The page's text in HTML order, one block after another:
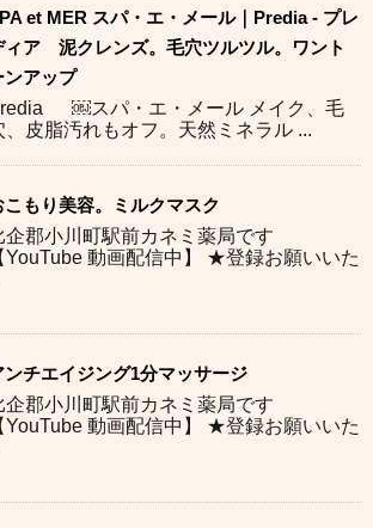
et MER スパ・エ・メール｜Predia - プレ
ィア 泥クレンズ。毛穴ツルツル。ワント
ンアップ
￼スパ・エ・メール メイク、毛
、皮脂汚れもオフ。天然ミネラル ...
こもり美容。ミルクマスク
企郡小川町駅前カネミ薬局です
YouTube 動画配信中】 ★登録お願いいた
ンチエイジング1分マッサージ
企郡小川町駅前カネミ薬局です
YouTube 動画配信中】 ★登録お願いいた